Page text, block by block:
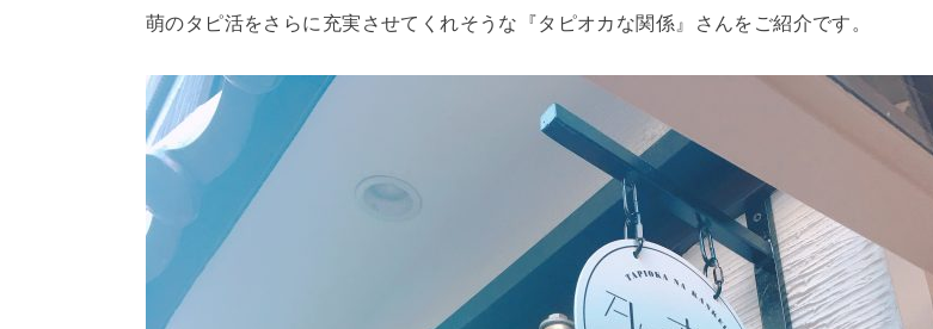
萌のタピ活をさらに充実させてくれそうな『タピオカな関係』さんをご紹介です。